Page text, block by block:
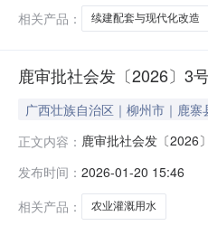
相关产品：
续建配套与现代化改造
鹿审批社会发〔2026〕3
广西壮族自治区｜柳州市｜鹿寨
正文内容： 鹿审批社会发〔2026
政审批局办公室2026
发布时间： 2026-01-20 15:46
相关产品：
农业灌溉用水